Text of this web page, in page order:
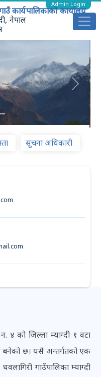
Admin Login
कार्यपालिकाको कार्यालय
नेपाल
Next
सूचना अधिकारी
४ को जिल्ला म्याग्दी १ वटा
बनेको छ। यसै अन्तर्गतको एक
गाउँपालिका म्याग्दी